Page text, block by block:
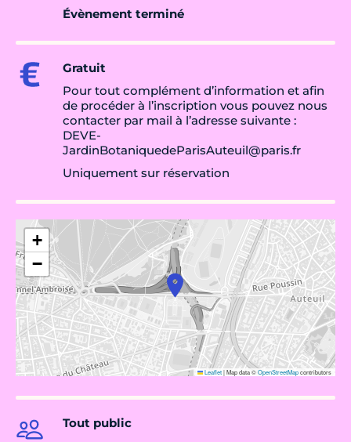
Évènement terminé
Gratuit
Pour tout complément d’information et afin
de procéder à l’inscription vous pouvez nous
contacter par mail à l’adresse suivante :
DEVE-
JardinBotaniquedeParisAuteuil@paris.fr
Uniquement sur réservation
+
−
Leaflet|Map data ©OpenStreetMapcontributors
Tout public